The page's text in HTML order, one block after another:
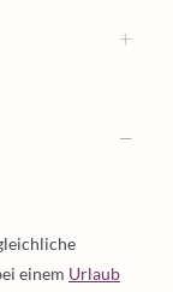
einem Urlaub